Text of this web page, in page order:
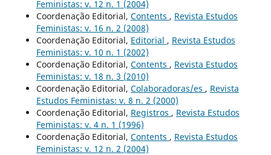
Feministas: v. 12 n. 1 (2004)
Coordenação Editorial, Contents , Revista Estudos
Feministas: v. 16 n. 2 (2008)
Coordenação Editorial, Editorial , Revista Estudos
Feministas: v. 10 n. 1 (2002)
Coordenação Editorial, Contents , Revista Estudos
Feministas: v. 18 n. 3 (2010)
Coordenação Editorial, Colaboradoras/es , Revista
Estudos Feministas: v. 8 n. 2 (2000)
Coordenação Editorial, Registros , Revista Estudos
Feministas: v. 4 n. 1 (1996)
Coordenação Editorial, Contents , Revista Estudos
Feministas: v. 12 n. 2 (2004)